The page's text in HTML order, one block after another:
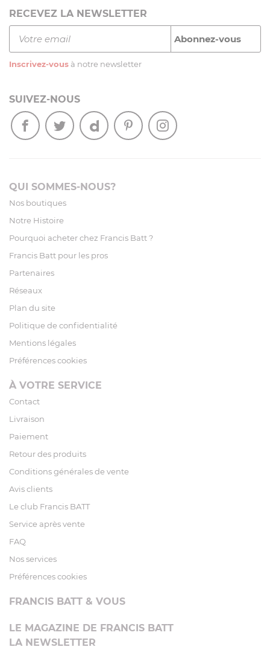
RECEVEZ LA NEWSLETTER
Inscrivez-vous à notre newsletter
SUIVEZ-NOUS
QUI SOMMES-NOUS?
Nos boutiques
Notre Histoire
Pourquoi acheter chez Francis Batt ?
Francis Batt pour les pros
Partenaires
Réseaux
Plan du site
Politique de confidentialité
Mentions légales
Préférences cookies
À VOTRE SERVICE
Contact
Livraison
Paiement
Retour des produits
Conditions générales de vente
Avis clients
Le club Francis BATT
Service après vente
FAQ
Nos services
Préférences cookies
FRANCIS BATT & VOUS
LE MAGAZINE DE FRANCIS BATT
LA NEWSLETTER